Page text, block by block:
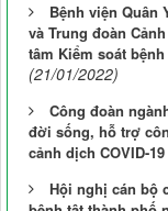
Bệnh viện Quân
và Trung đoàn
tâm Kiểm soát
(21/01/2022)
Công đoàn
đời sống, hỗ trợ
cảnh dịch COVID-19
Hội nghị cán bộ